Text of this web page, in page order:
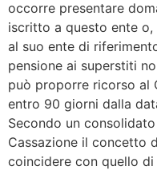
occorre presentare
iscritto a questo ente
al suo ente di
pensione ai superstiti
può proporre ricorso al
entro 90 giorni dalla
Secondo un
Cassazione il concetto
coincidere con quello